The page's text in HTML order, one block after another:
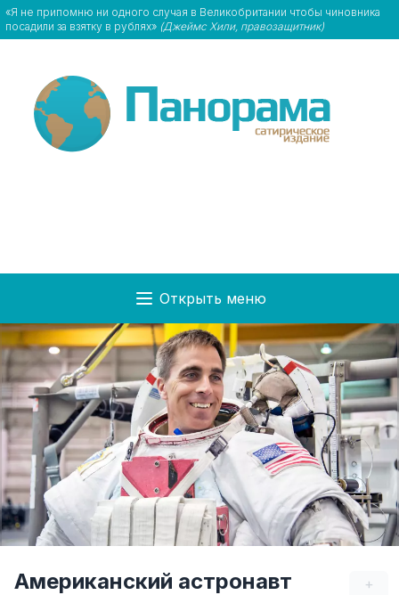
«Я не припомню ни одного случая в Великобритании чтобы чиновника
посадили за взятку в рублях» (Джеймс Хили, правозащитник)
Открыть меню
+
Американский астронавт